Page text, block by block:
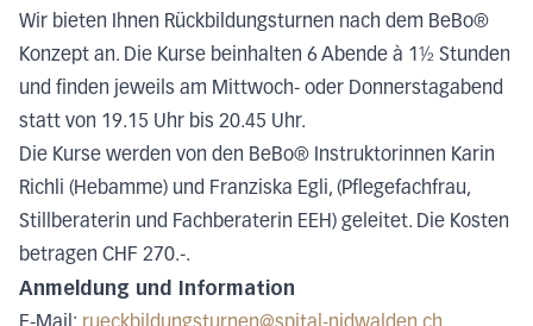
Wir bieten Ihnen Rückbildungsturnen nach dem BeBo®
Konzept an. Die Kurse beinhalten 6 Abende à 1½ Stunden
und finden jeweils am Mittwoch- oder Donnerstagabend
statt von 19.15 Uhr bis 20.45 Uhr.
Die Kurse werden von den BeBo® Instruktorinnen Karin
Richli (Hebamme) und Franziska Egli, (Pflegefachfrau,
Stillberaterin und Fachberaterin EEH) geleitet. Die Kosten
betragen CHF 270.-.
Anmeldung und Information